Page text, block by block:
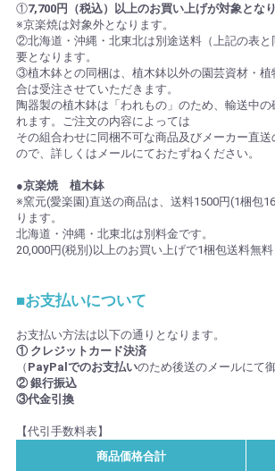
①7,700円（税込）以上のお買い上げが対象となり
※京楽焼は対象外となります。
②北海道・沖縄・北東北は別途送料（上記の表と
要となります。
③植木鉢との同梱は、植木鉢以外の園芸資材・植
合は受注させていただきます。
陶器製の植木鉢は「われもの」のため、輸送中の
れます。ご注文の内容によっては
その組合わせに同梱不可な商品及びメーカー直
ので、詳しくはメールにておたずねください。
●京楽焼 植木鉢
※窯元(愛楽園)直送の商品は、送料1500円(1梱包
ります。
北海道・沖縄・北東北は別料金です。
20,000円(税別)以上のお買い上げで1梱包送料無料
■お支払いについて
お支払い方法は以下の通りとなります。
① クレジットカード決済
（ PayPalでのお支払いのため後送のメールにて
② 銀行振込
③代金引換
【代引手数料表】
商品価格合計